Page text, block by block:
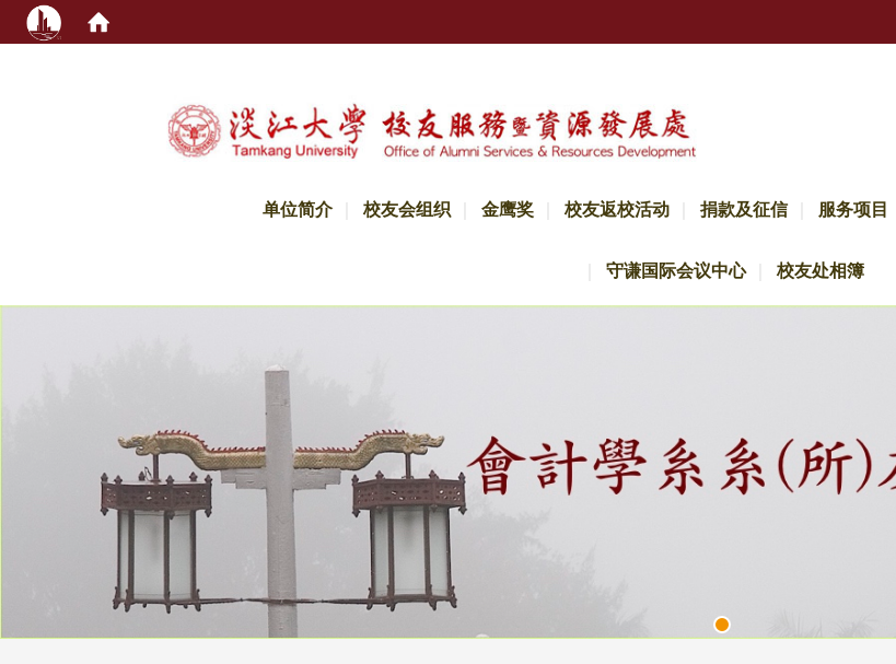
单位简介 校友会组织 金鹰奖 校友返校活动 捐款及征信 服务项目
守谦国际会议中心 校友处相簿